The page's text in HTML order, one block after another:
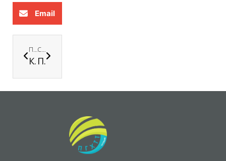
Email
ПРЕДИШНА
Клуб „Клио“
СЛЕДВАЩА
Програма „Еразъм+“ на ЕС